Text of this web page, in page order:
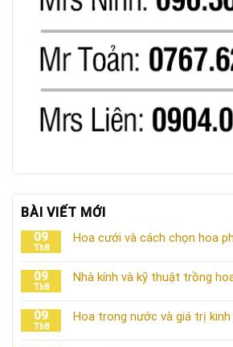
BÀI VIẾT MỚI
09
Th8
Hoa cưới và cách chọn hoa
09
Th8
Nhà kính và kỹ thuật trồng
09
Th8
Hoa trong nước và giá trị